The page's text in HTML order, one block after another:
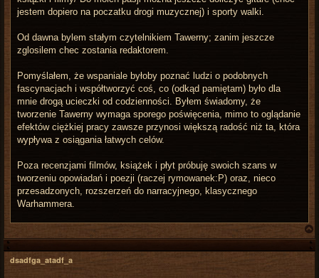
jestem dopiero na poczatku drogi muzycznej) i sporty walki.
Od dawna bylem stałym czytelnikiem Tawerny; zanim jeszcze
zglosilem chec zostania redaktorem.
Pomyślałem, że wspaniale byłoby poznać ludzi o podobnych
fascynacjach i współtworzyć coś, co (odkąd pamiętam) było dla
mnie drogą ucieczki od codzienności. Byłem świadomy, że
tworzenie Tawerny wymaga sporego poświęcenia, mimo to oglądanie
efektów ciężkiej pracy zawsze przynosi większą radość niż ta, która
wypływa z osiągania łatwych celów.
Poza recenzjami filmów, książek i płyt próbuję swoich szans w
tworzeniu opowiadań i poezji (raczej rymowanek:P) oraz, nieco
przesadzonych, rozszerzeń do narracyjnego, klasycznego
Warhammera.
dsadfga_atadf_a